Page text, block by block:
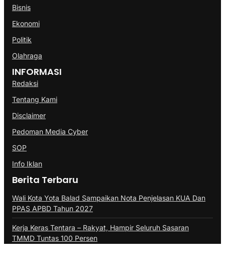
Bisnis
Ekonomi
Politik
Olahraga
INFORMASI
Redaksi
Tentang Kami
Disclaimer
Pedoman Media Cyber
SOP
Info Iklan
Berita Terbaru
Wali Kota Yota Balad Sampaikan Nota Penjelasan KUA Dan
PPAS APBD Tahun 2027
Kerja Keras Tentara – Rakyat, Hampir Seluruh Sasaran
TMMD Tuntas 100 Persen